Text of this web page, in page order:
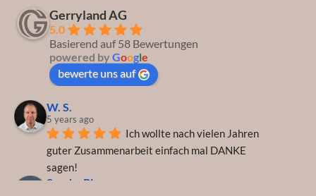
Gerryland AG
5.0
Basierend auf 58 Bewertungen
powered by Google
bewerte uns auf
W. S.
5 years ago
Ich wollte nach vielen Jahren
guter Zusammenarbeit einfach mal DANKE
sagen!
Sascha Piron